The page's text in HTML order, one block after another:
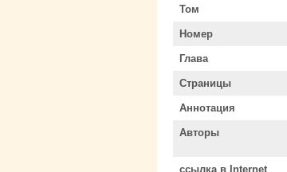
Том
Номер
Глава
Страницы
Аннотация
Авторы
ссылка в Internet